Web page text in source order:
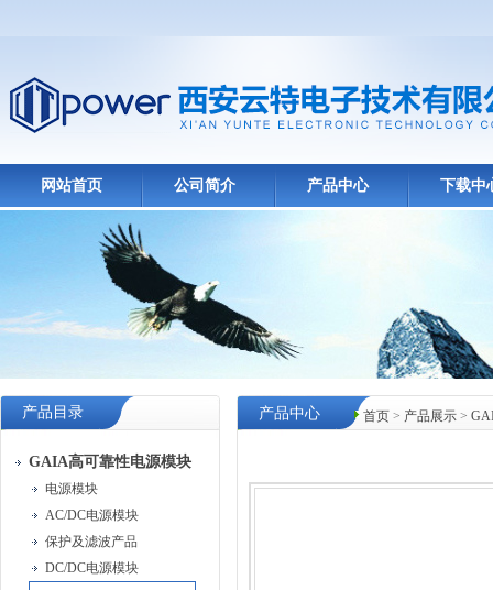
网站首页 公司简介 产品中心 下载中
产品目录
GAIA高可靠性电源模块
电源模块
AC/DC电源模块
保护及滤波产品
DC/DC电源模块
首页 > 产品展示 >
产品中心